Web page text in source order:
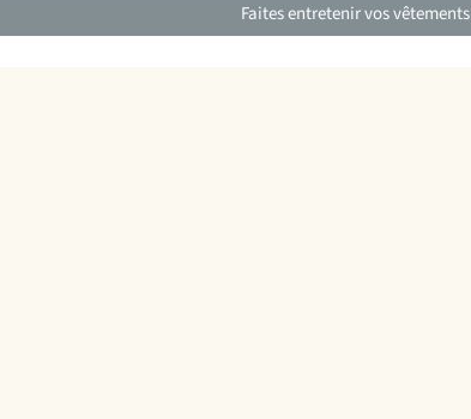
Faites entretenir vos vêtements